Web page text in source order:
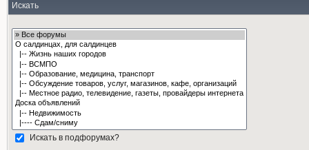
Искать
Искать в подфорумах?